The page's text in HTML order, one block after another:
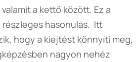
a kettő között. Ez a
hasonulás. Itt
hogy a kiejtést könnyíti meg,
nagyon nehéz